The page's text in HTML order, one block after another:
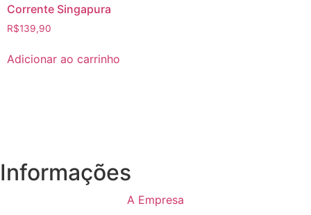
Corrente Singapura
R$139,90
Adicionar ao carrinho
Informações
A Empresa